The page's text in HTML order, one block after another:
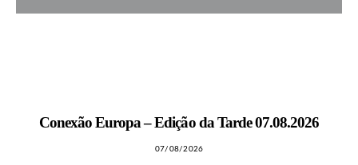
Conexão Europa – Edição da Tarde 07.08.2026
07/08/2026